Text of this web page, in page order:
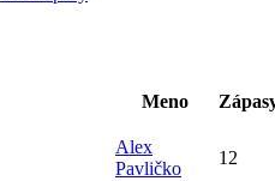
Meno
Alex
Pavličko
12